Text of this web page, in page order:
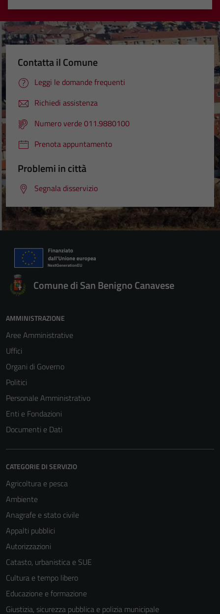
Valuta 5 stelle su 5
Valuta 4 stelle su 5
Valuta 3 stelle su 5
Valuta 2 stelle su 5
Valuta 1 stelle su 5
Contatta il Comune
Leggi le domande frequenti
Richiedi assistenza
Numero verde 011.9880100
Prenota appuntamento
Problemi in città
Segnala disservizio
Comune di San Benigno Canavese
AMMINISTRAZIONE
Aree Amministrative
Uffici
Organi di Governo
Politici
Personale Amministrativo
Enti e Fondazioni
Documenti e Dati
CATEGORIE DI SERVIZIO
Agricoltura e pesca
Ambiente
Anagrafe e stato civile
Appalti pubblici
Autorizzazioni
Catasto, urbanistica e SUE
Cultura e tempo libero
Educazione e formazione
Giustizia, sicurezza pubblica e polizia municipale